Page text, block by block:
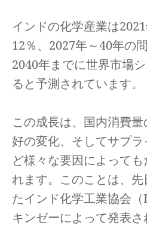
インドの化学産業は
12％、2027年～40年の
2040年までに世界市場
ると予測されています。
この成長は、国内消費
好の変化、そしてサプ
ど様々な要因によって
れます。このことは、
たインド化学工業協会（
キンゼーによって発表